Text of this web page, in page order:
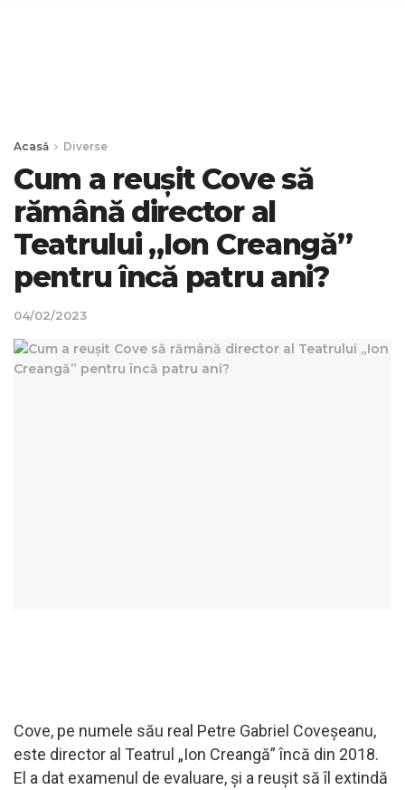
Acasă Diverse
Cum a reușit Cove să
rămână director al
Teatrului „Ion Creangă”
pentru încă patru ani?
04/02/2023
Cove, pe numele său real Petre Gabriel Coveșeanu,
este director al Teatrul „Ion Creangă” încă din 2018.
El a dat examenul de evaluare, și a reușit să îl extindă